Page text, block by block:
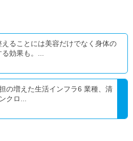
えることには美容だけでなく身体の
効果も。...
の増えた生活インフラ6 業種、清
クロ...